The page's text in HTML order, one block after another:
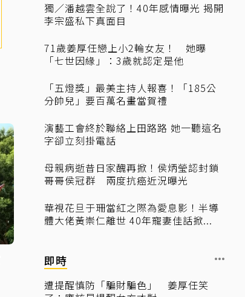
獨／潘越雲全說了！40年感情曝光 揭開
李宗盛私下真面目
71歲姜厚任戀上小2輪女友！ 她曝
「七世因緣」：3歲就認定是他
「五燈獎」最美主持人報喜！「185公
分帥兒」要百萬名畫當賀禮
演藝工會終於聯絡上田路路 她一聽這名
字卻立刻掛電話
母親病逝昔日家醜再掀！侯炳瑩認封鎖
哥哥侯冠群 兩度抗癌近況曝光
華視花旦于珊當紅之際為愛息影！半導
體大佬黃崇仁離世 40年寵妻佳話掀...
即時
遭提醒慎防「騙財騙色」 姜厚任笑